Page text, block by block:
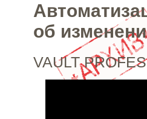
об
VAULT